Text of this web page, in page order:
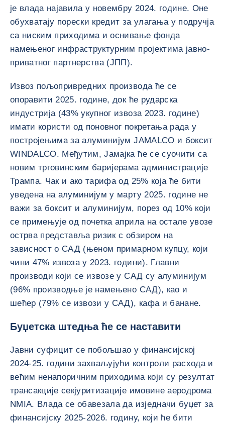
је влада најавила у новембру 2024. године. Оне
обухватају порески кредит за улагања у подручја
са ниским приходима и оснивање фонда
намењеног инфраструктурним пројектима јавно-
приватног партнерства (ЈПП).
Извоз пољопривредних производа ће се
опоравити 2025. године, док ће рударска
индустрија (43% укупног извоза 2023. године)
имати користи од поновног покретања рада у
постројењима за алуминијум JAMALCO и боксит
WINDALCO. Међутим, Јамајка ће се суочити са
новим трговинским баријерама администрације
Трампа. Чак и ако тарифа од 25% која ће бити
уведена на алуминијум у марту 2025. године не
важи за боксит и алуминијум, порез од 10% који
се примењује од почетка априла на остале увозе
острва представља ризик с обзиром на
зависност о САД (њеном примарном купцу, који
чини 47% извоза у 2023. години). Главни
производи који се извозе у САД су алуминијум
(96% производње је намењено САД), као и
шећер (79% се извози у САД), кафа и банане.
Буџетска штедња ће се наставити
Јавни суфицит се побољшао у финансијској
2024-25. години захваљујући контроли расхода и
већим ненапоричним приходима који су резултат
трансакције секјуритизације имовине аеродрома
NMIA. Влада се обавезала да изједначи буџет за
финансијску 2025-2026. годину, који ће бити